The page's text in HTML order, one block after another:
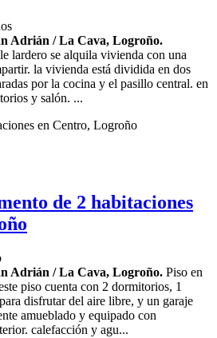
Adrián / La Cava, Logroño.
lardero se alquila vivienda con una
la vivienda está dividida en dos
por la cocina y el pasillo central. en
y salón. ...
de 2 habitaciones
Adrián / La Cava, Logroño. Piso en
piso cuenta con 2 dormitorios, 1
disfrutar del aire libre, y un garaje
amueblado y equipado con
calefacción y agu...